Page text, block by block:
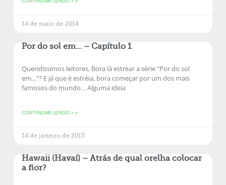
14 de maio de 2014
Por do sol em… – Capítulo 1
Queridíssimos leitores, Bora lá estrear a série “Por do sol
em…”? E já que é estréia, bora começar por um dos mais
famosos do mundo… Alguma ideia
CONTINUAR LENDO » »
14 de janeiro de 2013
Hawaii (Havaí) – Atrás de qual orelha colocar
a flor?